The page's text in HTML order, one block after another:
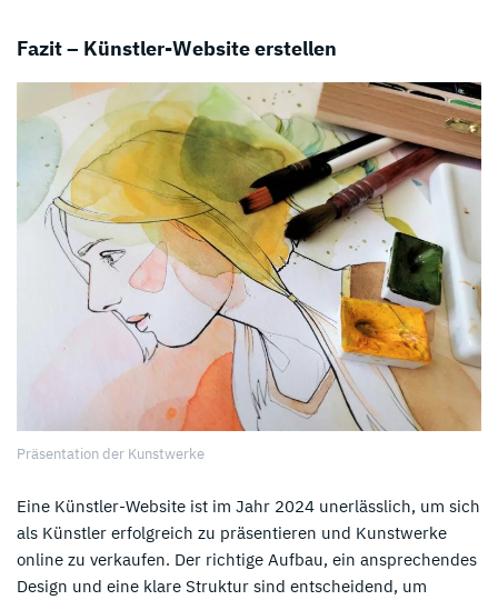
Fazit – Künstler-Website erstellen
Präsentation der Kunstwerke
Eine Künstler-Website ist im Jahr 2024 unerlässlich, um sich
als Künstler erfolgreich zu präsentieren und Kunstwerke
online zu verkaufen. Der richtige Aufbau, ein ansprechendes
Design und eine klare Struktur sind entscheidend, um